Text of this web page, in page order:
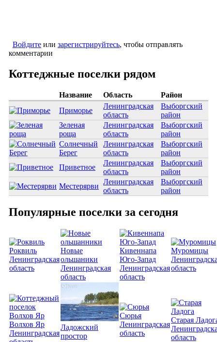
Войдите или зарегистрируйтесь, чтобы отправлять
комментарии
Коттеджные поселки рядом
Название Область
Район
Приморье
Ленинградская
область
Выборгский
район
Зеленая
роща
Ленинградская
область
Выборгский
район
Солнечный
Берег
Ленинградская
область
Выборгский
район
Приветное
Ленинградская
область
Выборгский
район
Местерярви
Ленинградская
область
Выборгский
район
Популярные поселки за сегодня
Роквиль
Ленинградская
область
Новые
ольшаники
Ленинградская
область
Кивеннапа
Юго-Запад
Ленинградская
область
Муромицы
область
Волхов Яр
Ленинградская
Ладожский
простор
Сюрья
Ленинградская
область
Старая
область